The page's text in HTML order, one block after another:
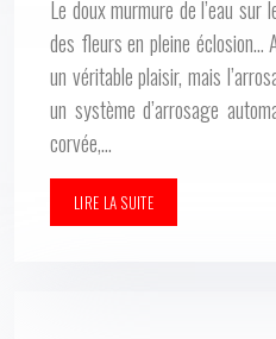
Le doux murmure de l’eau
des fleurs en pleine éclosion…
un véritable plaisir, mais
un système d’arrosage
corvée,…
LIRE LA SUITE